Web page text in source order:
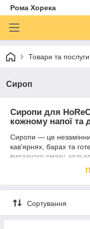
Рома Хорека
Товари та послуги
Сироп
Сиропи для
кожному напої та
Сиропи — це
кав’ярнях, барах та
виразного смаку,
впізнаваним і
Ми пропонуємо
гарантують стабільну
широкий вибір смаків
Сортування